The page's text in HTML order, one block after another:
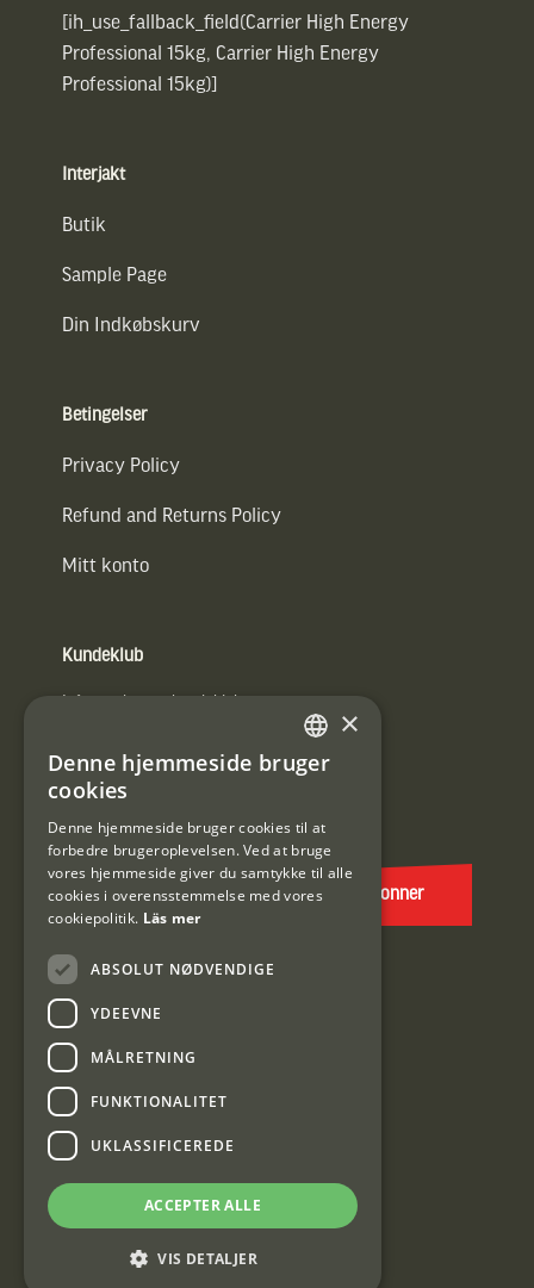
[ih_use_fallback_field(Carrier High Energy
Professional 15kg, Carrier High Energy
Professional 15kg)]
Interjakt
Butik
Sample Page
Din Indkøbskurv
Betingelser
Privacy Policy
Refund and Returns Policy
Mitt konto
Kundeklub
E-
post
(Påkrævet)
Abonner
Interjakt DK
Interjakt Sweden AB, Årjäng
Org: 553222-3915
SWEDISH
×
Denne hjemmeside bruger
cookies
Denne hjemmeside bruger cookies til at
forbedre brugeroplevelsen. Ved at bruge
vores hjemmeside giver du samtykke til alle
cookies i overensstemmelse med vores
cookiepolitik. Läs mer
ABSOLUT NØDVENDIGE
YDEEVNE
MÅLRETNING
FUNKTIONALITET
UKLASSIFICEREDE
ACCEPTER ALLE
VIS DETALJER